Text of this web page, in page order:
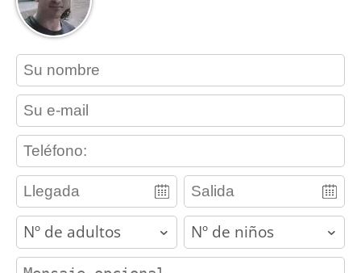
contact_name
contact_email
contact_phone
adults children
contact_message